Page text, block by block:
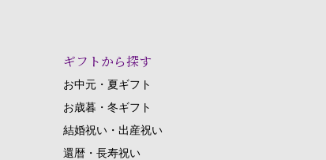
ギフトから探す
お中元・夏ギフト
お歳暮・冬ギフト
結婚祝い・出産祝い
還暦・長寿祝い